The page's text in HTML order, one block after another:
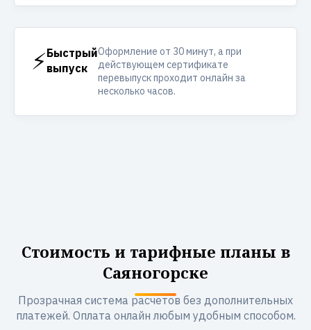
⚡Быстрый
выпуск
Оформление от 30 минут, а при
действующем сертификате
перевыпуск проходит онлайн за
несколько часов.
Стоимость и тарифные планы в
Саяногорске
Прозрачная система расчетов без дополнительных
платежей. Оплата онлайн любым удобным способом.